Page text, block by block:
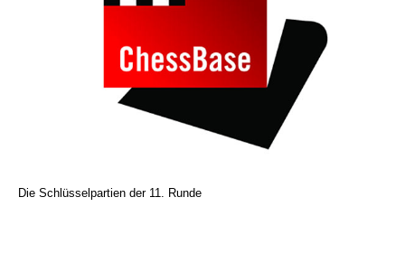
Die Schlüsselpartien der 11. Runde